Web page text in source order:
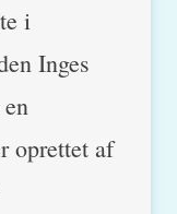
i
Inges
oprettet af